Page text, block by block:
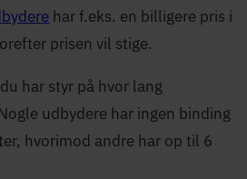
har f.eks. en billigere pris i
prisen vil stige.
har styr på hvor lang
udbydere har ingen binding
hvorimod andre har op til 6